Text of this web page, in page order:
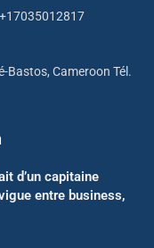
Bastos, Cameroon Tél.
d’un capitaine
entre business,